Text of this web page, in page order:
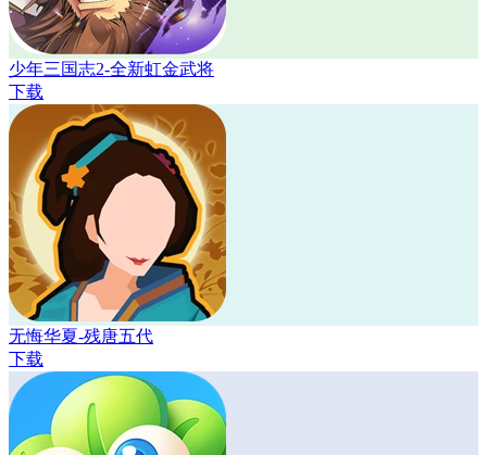
少年三国志2-全新虹金武将
下载
无悔华夏-残唐五代
下载